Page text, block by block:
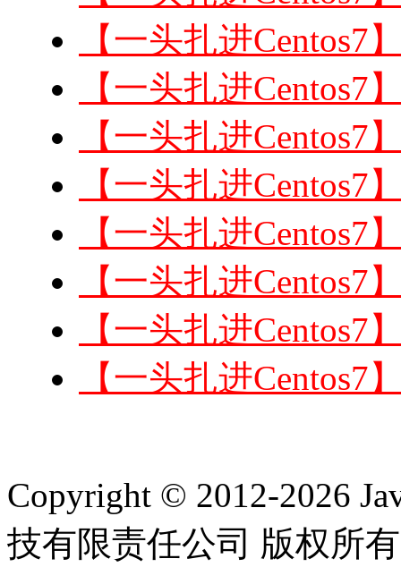
【一头扎进Centos7
【一头扎进
【一头扎进Centos7
【一头扎进Centos7
【一头扎进Centos7
【一头扎进Centos7
【一头扎进Centos7
【一头扎进Centos7
Copyright © 2012-2026
技有限责任公司 版权所有